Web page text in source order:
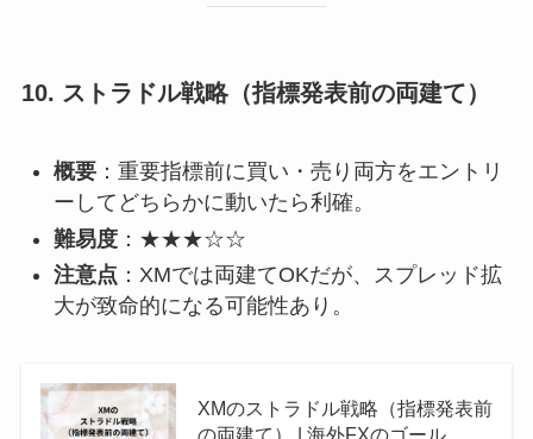
10. ストラドル戦略（指標発表前の両建て）
概要：重要指標前に買い・売り両方をエントリ
ーしてどちらかに動いたら利確。
難易度：★★★☆☆
注意点 ：XMでは両建てOKだが、スプレッド拡
大が致命的になる可能性あり。
XMのストラドル戦略（指標発表前
の両建て） | 海外FXのゴール